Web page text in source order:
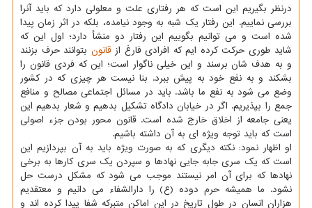
درنظر بگیریم این است كه هر رفتاری علت و معلولی دارد كه باید آنرا
بررسی نماییم. این رفتار یك شبه به وجود نیامده، بلكه در اثر زمان پیدا
شده است و می توانیم بگوییم این رفتار دو منشأ دارد؛ اول این كه
شاید طوری حركت كرده ایم كه افرادی فارغ ازقانون بتوانند حرف بزنند
و به هدف شان برسند و این خیلی ناگوار است؛ این كه فردی قانون را
بشكند و به نفع خود به پیش ببرد. بنا نیست هر چیزی كه در كشور
وضع می شود به نفع ما باشد. باید در مسائل اجتماعی مصالح و منافع
جمع را بپذیریم. اگر در خیابان دادگاه تشكیل بدهیم و شعار بدهیم این
یعنی جامعه از اخلاق خارج شده است. قانون محور بودن جزء اصولی
است كه باید توجه ویژه ای به آن داشته باشیم.
او اظهار نمود: نكته دیگری كه به صورت ویژه باید به آن بپردازیم این
است كه یك سری جابه جایی نهادها و سپردن یك سری كارها به برخی
نهادها كه برای آن امر نیستند موجب می شود كه مشكل درست حل
نشود. ما همیشه حرم دوده (ع) را دارالشفاء می دانیم و معتقدیم
هزاران انسان در طول تاریخ در این اماكن متبركه شفا پیدا كرده اند و